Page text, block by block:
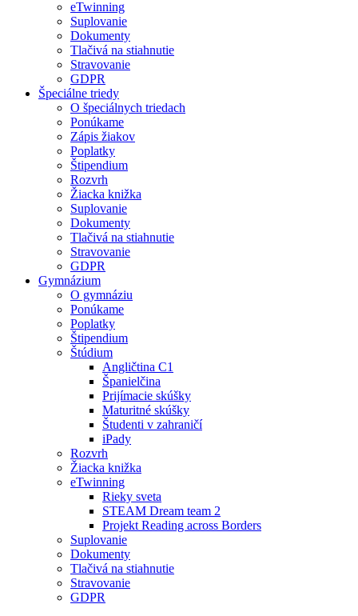
eTwinning
Suplovanie
Dokumenty
Tlačivá na stiahnutie
Stravovanie
GDPR
Špeciálne triedy
O špeciálnych triedach
Ponúkame
Zápis žiakov
Poplatky
Štipendium
Rozvrh
Žiacka knižka
Suplovanie
Dokumenty
Tlačivá na stiahnutie
Stravovanie
GDPR
Gymnázium
O gymnáziu
Ponúkame
Poplatky
Štipendium
Štúdium
Angličtina C1
Španielčina
Prijímacie skúšky
Maturitné skúšky
Študenti v zahraničí
iPady
Rozvrh
Žiacka knižka
eTwinning
Rieky sveta
STEAM Dream team 2
Projekt Reading across Borders
Suplovanie
Dokumenty
Tlačivá na stiahnutie
Stravovanie
GDPR